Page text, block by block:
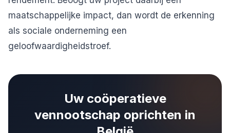
maatschappelijke impact, dan wordt de erkenning
als sociale onderneming een
geloofwaardigheidstroef.
Uw coöperatieve
vennootschap oprichten in